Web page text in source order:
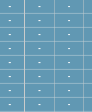
- - -
- - -
- - -
- - -
- - -
- - -
- - -
- - -